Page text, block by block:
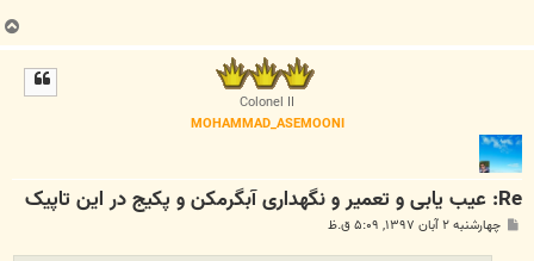
ب
ا
Colonel II
MOHAMMAD_ASEMOONI
Re: عیب یابی و تعمیر و نگهداری آبگرمکن و پکیج در این تاپیک
پ چهارشنبه ۲ آبان ۱۳۹۷, ۵:۰۹ ق.ظ